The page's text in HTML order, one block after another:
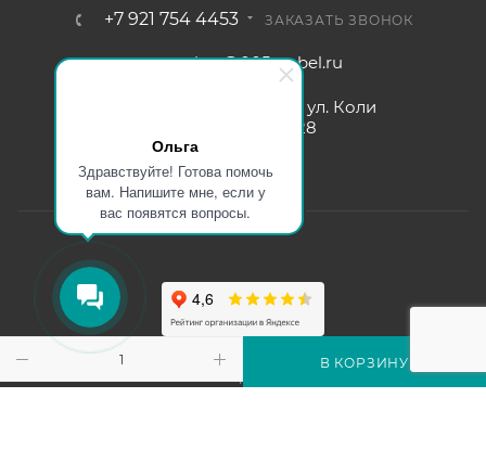
Ольга
Здравствуйте! Готова помочь
вам. Напишите мне, если у
вас появятся вопросы.
В КОРЗИНУ
+7 921 754 4453 ЗАКАЗАТЬ ЗВОНОК
zakaz@005mebel.ru
г. Санкт-Петербург, ул. Коли
Томчака д. 28
Интернет магазин мебели в Санкт-Петербурге © 2000-2026
г.